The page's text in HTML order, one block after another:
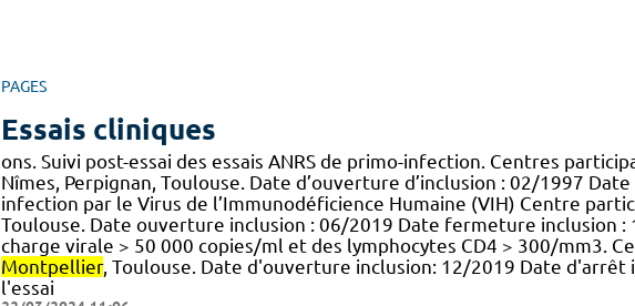
PAGES
Essais cliniques
ons. Suivi post-essai des essais ANRS de primo-infection. Centres
Nîmes, Perpignan, Toulouse. Date d’ouverture d’inclusion : 02/1997 Date
infection par le Virus de l’Immunodéficience Humaine (VIH) Centre
Toulouse. Date ouverture inclusion : 06/2019 Date fermeture inclusion :
charge virale > 50 000 copies/ml et des lymphocytes CD4 > 300/mm3.
Montpellier, Toulouse. Date d'ouverture inclusion: 12/2019 Date
l'essai